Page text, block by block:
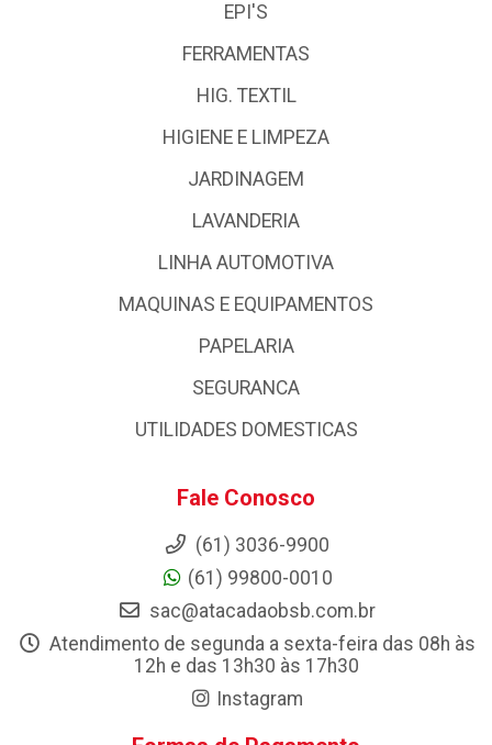
EPI'S
FERRAMENTAS
HIG. TEXTIL
HIGIENE E LIMPEZA
JARDINAGEM
LAVANDERIA
LINHA AUTOMOTIVA
MAQUINAS E EQUIPAMENTOS
PAPELARIA
SEGURANCA
UTILIDADES DOMESTICAS
Fale Conosco
(61) 3036-9900
(61) 99800-0010
sac@atacadaobsb.com.br
Atendimento de segunda a sexta-feira das 08h às
12h e das 13h30 às 17h30
Instagram